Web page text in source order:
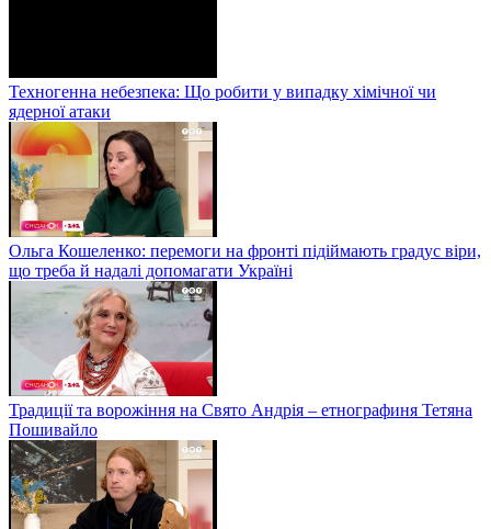
Техногенна небезпека: Що робити у випадку хімічної чи
ядерної атаки
Ольга Кошеленко: перемоги на фронті підіймають градус віри,
що треба й надалі допомагати Україні
Традиції та ворожіння на Свято Андрія – етнографиня Тетяна
Пошивайло